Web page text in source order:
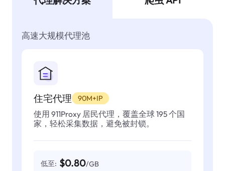
高速大规模代理池
住宅代理 90M+IP
使用 911Proxy 居民代理，覆盖全球 195 个国
家，轻松采集数据，避免被封锁。
低至: $0.80/GB